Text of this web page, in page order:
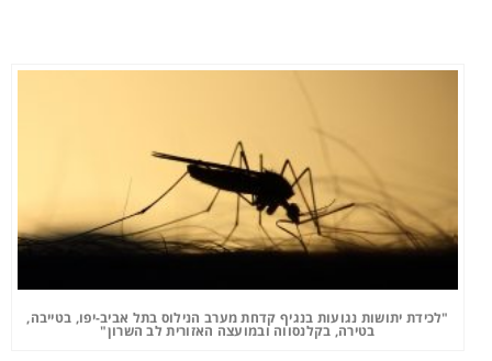
"לכידת יתושות נגועות בנגיף קדחת מערב הנילוס בתל אביב-יפו, בטייבה,
בטירה, בקלנסווה ובמועצה האזורית לב השרון"